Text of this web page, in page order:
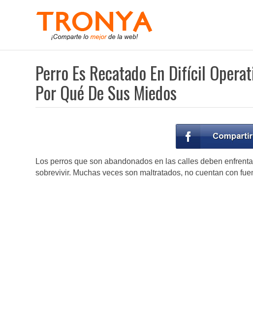
Perro Es Recatado En Difícil
Por Qué De Sus Miedos
Los perros que son abandonados en las calles deben
sobrevivir. Muchas veces son maltratados, no cuentan con